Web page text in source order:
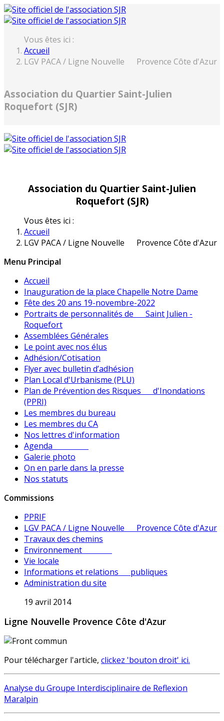
Vous êtes ici :
Accueil
LGV PACA / Ligne Nouvelle Provence Côte d'Azur
Association du Quartier Saint-Julien
Roquefort (SJR)
Association du Quartier Saint-Julien
Roquefort (SJR)
Vous êtes ici :
Accueil
LGV PACA / Ligne Nouvelle Provence Côte d'Azur
Menu Principal
Accueil
Inauguration de la place Chapelle Notre Dame
Fête des 20 ans 19-novembre-2022
Portraits de personnalités de Saint Julien -
Roquefort
Assemblées Générales
Le point avec nos élus
Adhésion/Cotisation
Flyer avec bulletin d’adhésion
Plan Local d'Urbanisme (PLU)
Plan de Prévention des Risques d'Inondations
(PPRI)
Les membres du bureau
Les membres du CA
Nos lettres d'information
Agenda
Galerie photo
On en parle dans la presse
Nos statuts
Commissions
PPRIF
LGV PACA / Ligne Nouvelle Provence Côte d'Azur
Travaux des chemins
Environnement
Vie locale
Informations et relations publiques
Administration du site
19 avril 2014
Ligne Nouvelle Provence Côte d'Azur
Pour télécharger l'article, clickez 'bouton droit' ici.
Analyse du Groupe Interdisciplinaire de Reflexion
Maralpin